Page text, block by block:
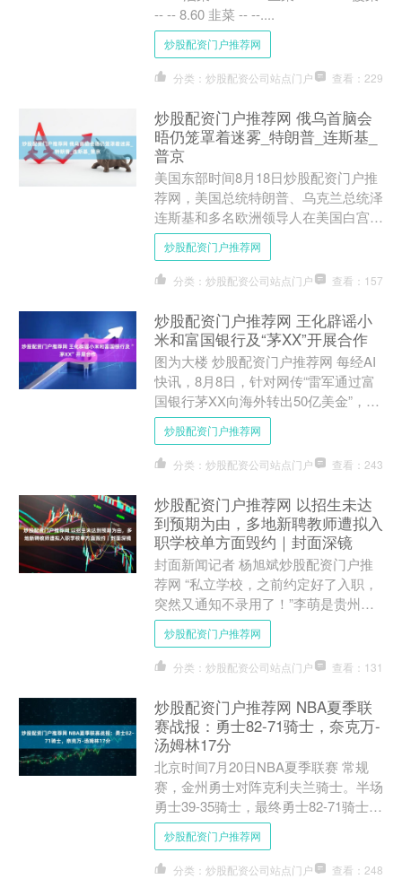
-- -- 8.60 韭菜 -- --....
炒股配资门户推荐网
分类：炒股配资公司站点门户 查看：229
炒股配资门户推荐网 俄乌首脑会
晤仍笼罩着迷雾_特朗普_连斯基_
普京
美国东部时间8月18日炒股配资门户推
荐网，美国总统特朗普、乌克兰总统泽
连斯基和多名欧洲领导人在美国白宫举
行多方会晤 新华社发 羊城晚报国际评
论员 钱克锦 有关俄....
炒股配资门户推荐网
分类：炒股配资公司站点门户 查看：157
炒股配资门户推荐网 王化辟谣小
米和富国银行及“茅XX”开展合作
图为大楼 炒股配资门户推荐网 每经AI
快讯，8月8日，针对网传“雷军通过富
国银行茅XX向海外转出50亿美金”，小
米集团公关部总经理王化发文辟谣称，
经核实，小米集....
炒股配资门户推荐网
分类：炒股配资公司站点门户 查看：243
炒股配资门户推荐网 以招生未达
到预期为由，多地新聘教师遭拟入
职学校单方面毁约｜封面深镜
封面新闻记者 杨旭斌炒股配资门户推
荐网 “私立学校，之前约定好了入职，
突然又通知不录用了！”李萌是贵州某
师范类院校的应届毕业生，在今年4
月，她通过校招向一所私立....
炒股配资门户推荐网
分类：炒股配资公司站点门户 查看：131
炒股配资门户推荐网 NBA夏季联
赛战报：勇士82-71骑士，奈克万-
汤姆林17分
北京时间7月20日NBA夏季联赛 常规
赛，金州勇士对阵克利夫兰骑士。半场
勇士39-35骑士，最终勇士82-71骑士。
金州勇士克里斯-曼农17分5板2助炒股
配资门....
炒股配资门户推荐网
分类：炒股配资公司站点门户 查看：248